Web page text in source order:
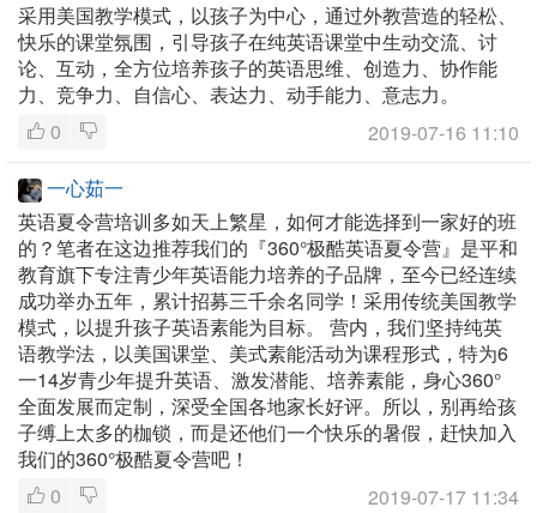
采用美国教学模式，以孩子为中心，通过外教营造的轻松、
快乐的课堂氛围，引导孩子在纯英语课堂中生动交流、讨
论、互动，全方位培养孩子的英语思维、创造力、协作能
力、竞争力、自信心、表达力、动手能力、意志力。
0
2019-07-16 11:10
一心茹一
英语夏令营培训多如天上繁星，如何才能选择到一家好的班
的？笔者在这边推荐我们的『360°极酷英语夏令营』是平和
教育旗下专注青少年英语能力培养的子品牌，至今已经连续
成功举办五年，累计招募三千余名同学！采用传统美国教学
模式，以提升孩子英语素能为目标。 营内，我们坚持纯英
语教学法，以美国课堂、美式素能活动为课程形式，特为6
一14岁青少年提升英语、激发潜能、培养素能，身心360°
全面发展而定制，深受全国各地家长好评。所以，别再给孩
子缚上太多的枷锁，而是还他们一个快乐的暑假，赶快加入
我们的360°极酷夏令营吧！
0
2019-07-17 11:34